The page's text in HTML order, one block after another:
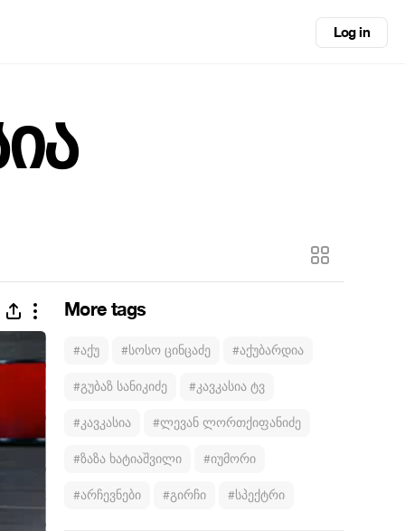
Log in
More tags
#აქუ #სოსო ცინცაძე #აქუბარდია
#გუბაზ სანიკიძე #კავკასია ტვ
#კავკასია #ლევან ლორთქიფანიძე
#ზაზა ხატიაშვილი #იუმორი
#არჩევნები #გირჩი #სპექტრი